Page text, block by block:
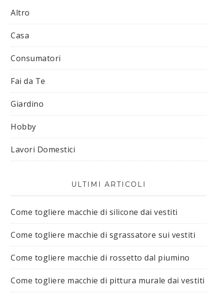
Altro
Casa
Consumatori
Fai da Te
Giardino
Hobby
Lavori Domestici
ULTIMI ARTICOLI
Come togliere macchie di silicone dai vestiti​
Come togliere macchie di sgrassatore sui vestiti​
Come togliere macchie di rossetto dal piumino​
Come togliere macchie di pittura murale dai vestiti​